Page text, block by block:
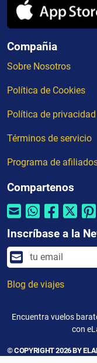
Compañia
Sobre Nosotros
Política de Cookies
Política de privacidad
Términos de servicio
Programa de
Compartenos
Inscríbase a la
Blog de viajes
Encuentra vuelos
con
© COPYRIGHT 2026 BY